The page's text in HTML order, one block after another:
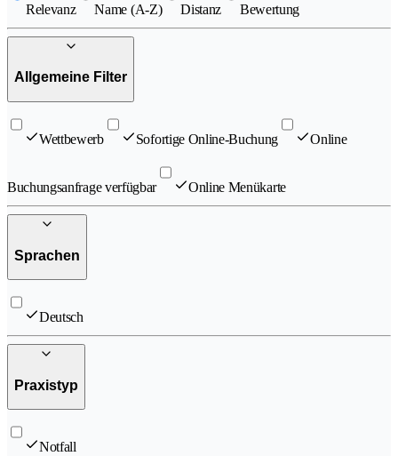
Relevanz Name (A-Z) Distanz Bewertung
Allgemeine Filter
Wettbewerb Sofortige Online-Buchung Online
Buchungsanfrage verfügbar Online Menükarte
Sprachen
Deutsch
Praxistyp
Notfall